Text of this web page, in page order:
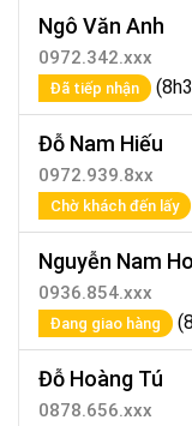
Ngô Văn Anh
0972.342.xxx
Đã tiếp nhận
Đỗ Nam Hiếu
0972.939.8xx
Chờ khách đến lấy
Nguyễn Nam
0936.854.xxx
Đang giao hàng
Đỗ Hoàng Tú
0878.656.xxx